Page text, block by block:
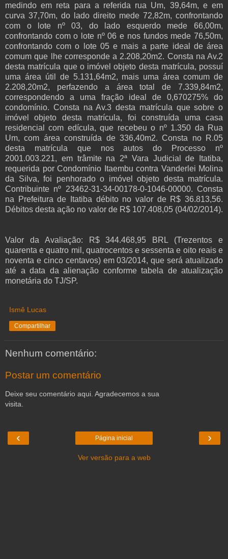
medindo em reta para a referida rua Um, 39,64m, e em
curva 37,70m, do lado direito mede 72,82m, confrontando
com o lote nº 03, do lado esquerdo mede 66,00m,
confrontando com o lote nº 06 e nos fundos mede 76,50m,
confrontando com o lote 05 e mais a parte ideal de área
comum que lhe corresponde a 2.208,20m2. Consta na Av.2
desta matrícula que o imóvel objeto desta matrícula, possuí
uma área útil de 5.131,64m2, mais uma área comum de
2.208,20m2, perfazendo a área total de 7.339,84m2,
correspondendo a uma fração ideal de 0,670275% do
condomínio. Consta na Av.3 desta matrícula que sobre o
imóvel objeto desta matrícula, foi construída uma casa
residencial com edícula, que recebeu o nº 1.350 da Rua
Um, com área construída de 336,40m2. Consta no R.05
desta matrícula que nos autos do Processo nº
2001.003.221, em trâmite na 2ª Vara Judicial de Itatiba,
requerida por Condomínio Itaembu contra Vanderlei Molina
da Silva, foi penhorado o imóvel objeto desta matrícula.
Contribuinte nº 23462-31-34-00178-0-1046-00000. Consta
na Prefeitura de Itatiba débito no valor de R$ 36.813,56.
Débitos desta ação no valor de R$ 107.408,05 (04/02/2014).
Valor da Avaliação: R$ 344.468,95 BRL (Trezentos e
quarenta e quatro mil, quatrocentos e sessenta e oito reais e
noventa e cinco centavos) em 03/2014, que será atualizado
até a data da alienação conforme tabela de atualização
monetária do TJ/SP.
Ismê Lucas
Compartilhar
Nenhum comentário:
Postar um comentário
Deixe seu comentário aqui. Agradecemos a sua
visita.
‹ ›
Página inicial
Ver versão para a web